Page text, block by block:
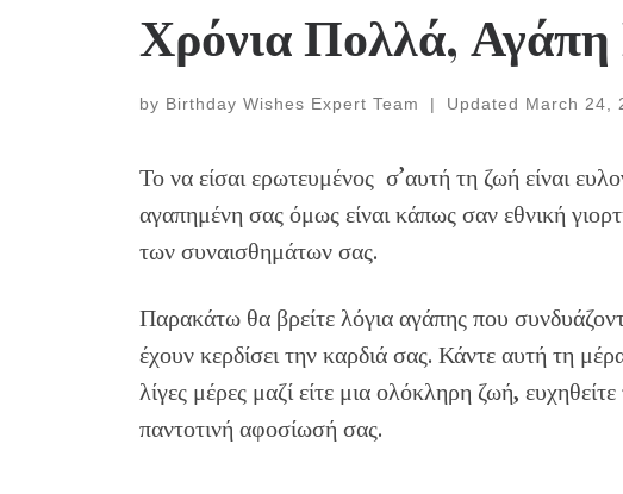
Χρόνια Πολλά,
by Birthday Wishes Expert Team | Updated March 24,
Το να είσαι ερωτευμένος σ’αυτή τη ζωή είναι
αγαπημένη σας όμως είναι κάπως σαν εθνική
των συναισθημάτων σας.
Παρακάτω θα βρείτε λόγια αγάπης που
έχουν κερδίσει την καρδιά σας. Κάντε αυτή τη
λίγες μέρες μαζί είτε μια ολόκληρη ζωή,
παντοτινή αφοσίωσή σας.